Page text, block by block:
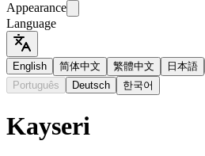
Appearance
Language
English 简体中文 繁體中文 日本語
Português
Deutsch 한국어
Kayseri